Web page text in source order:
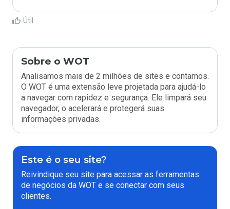
Útil
Sobre o WOT
Analisamos mais de 2 milhões de sites e contamos.
O WOT é uma extensão leve projetada para ajudá-lo
a navegar com rapidez e segurança. Ele limpará seu
navegador, o acelerará e protegerá suas
informações privadas.
Este é o seu site?
Reivindique seu site para acessar as ferramentas
de negócios da WOT e se conectar com seus
clientes.